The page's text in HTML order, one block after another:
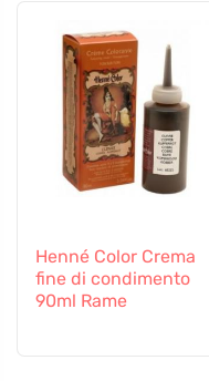
Henné Color Crema
fine di condimento
90ml Rame